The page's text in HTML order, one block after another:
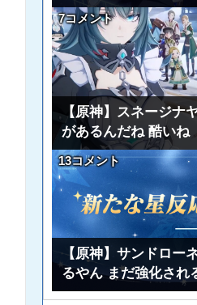
7コメント
【原神】スネージナ
があるんだね 酷いね
13コメント
【原神】サンドロー
るやん まだ強化され